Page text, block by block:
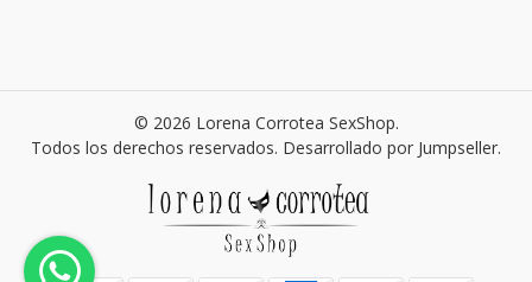
© 2026 Lorena Corrotea SexShop.
Todos los derechos reservados. Desarrollado por Jumpseller.